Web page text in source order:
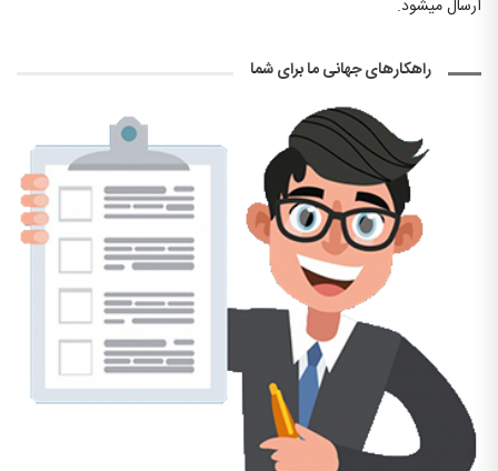
ارسال میشود.
راهکارهای جهانی ما برای شما